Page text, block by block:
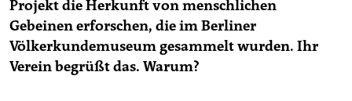
epaper login
Projekt die Herkunft von menschlichen
Gebeinen erforschen, die im Berliner
Völkerkundemuseum gesammelt wurden. Ihr
Verein begrüßt das. Warum?